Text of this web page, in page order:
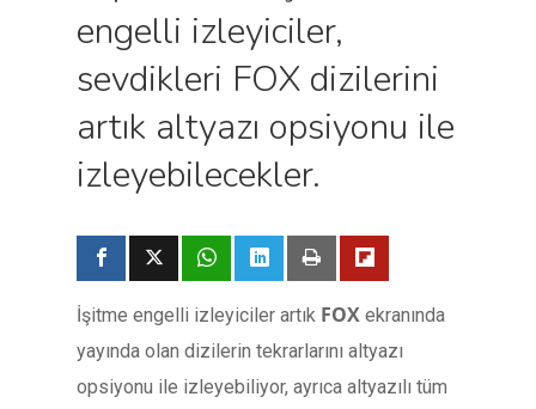
engelli izleyiciler,
sevdikleri FOX dizilerini
artık altyazı opsiyonu ile
izleyebilecekler.
İşitme engelli izleyiciler artık FOX ekranında
yayında olan dizilerin tekrarlarını altyazı
opsiyonu ile izleyebiliyor, ayrıca altyazılı tüm